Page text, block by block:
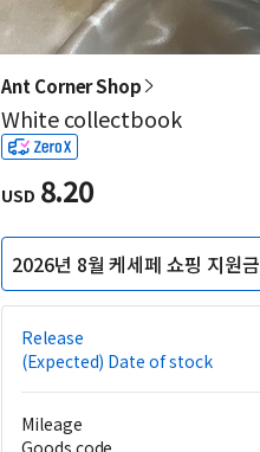
Ant Corner Shop
White collectbook
USD 8.20
2026년 8월 케세페 쇼핑 지원금
Release
(Expected) Date of stock
Mileage
Goods code